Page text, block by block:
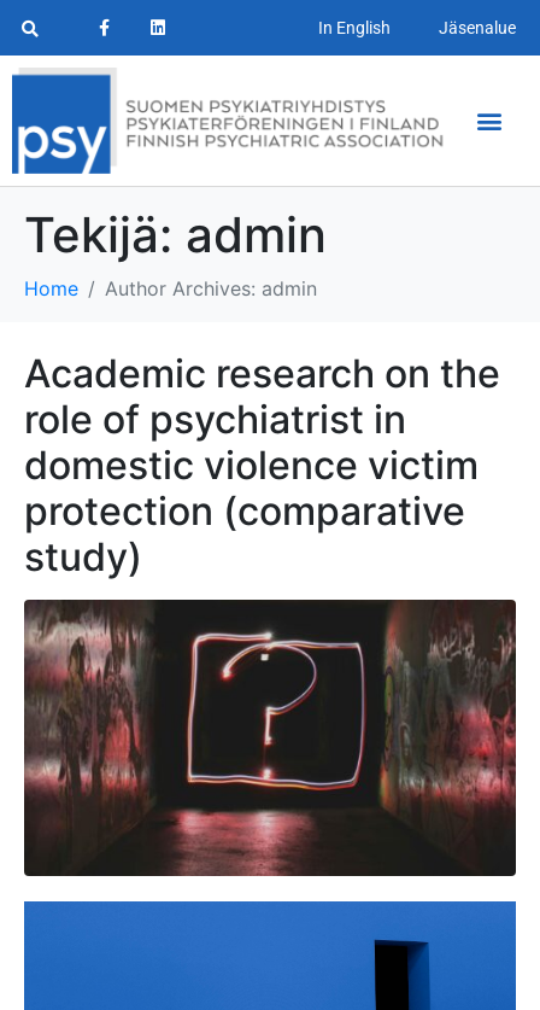
In English Jäsenalue
Tekijä: admin
Home Author Archives: admin
Academic research on the
role of psychiatrist in
domestic violence victim
protection (comparative
study)